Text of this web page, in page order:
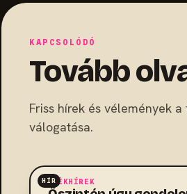
KAPCSOLÓDÓ
Tovább
Friss hírek és vélemények
válogatása.
HÍR
JÁTÉKHÍREK